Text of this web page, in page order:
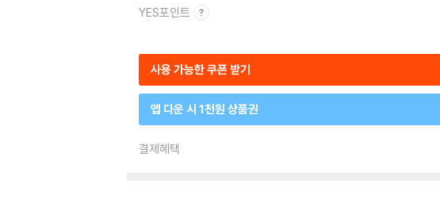
YES포인트
사용 가능한 쿠폰 받기
앱 다운 시 1천원 상품권
결제혜택